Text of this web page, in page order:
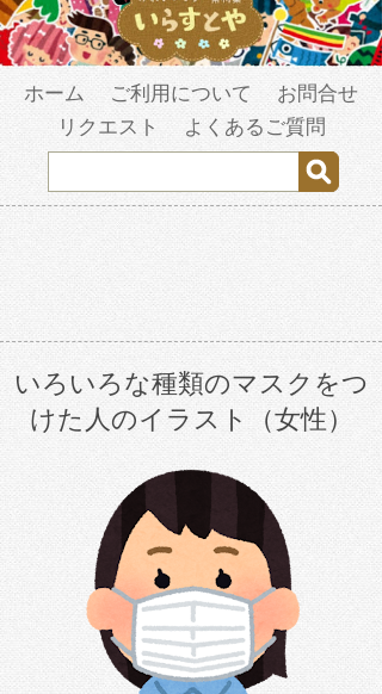
ホーム ご利用について
お問合せ
リクエスト
よくあるご質問
いろいろな種類のマスクをつ
けた人のイラスト（女性）